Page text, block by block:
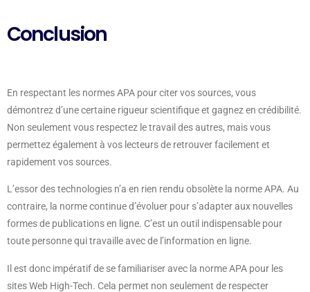
Conclusion
En respectant les normes APA pour citer vos sources, vous
démontrez d’une certaine rigueur scientifique et gagnez en crédibilité.
Non seulement vous respectez le travail des autres, mais vous
permettez également à vos lecteurs de retrouver facilement et
rapidement vos sources.
L’essor des technologies n’a en rien rendu obsolète la norme APA. Au
contraire, la norme continue d’évoluer pour s’adapter aux nouvelles
formes de publications en ligne. C’est un outil indispensable pour
toute personne qui travaille avec de l’information en ligne.
Il est donc impératif de se familiariser avec la norme APA pour les
sites Web High-Tech. Cela permet non seulement de respecter